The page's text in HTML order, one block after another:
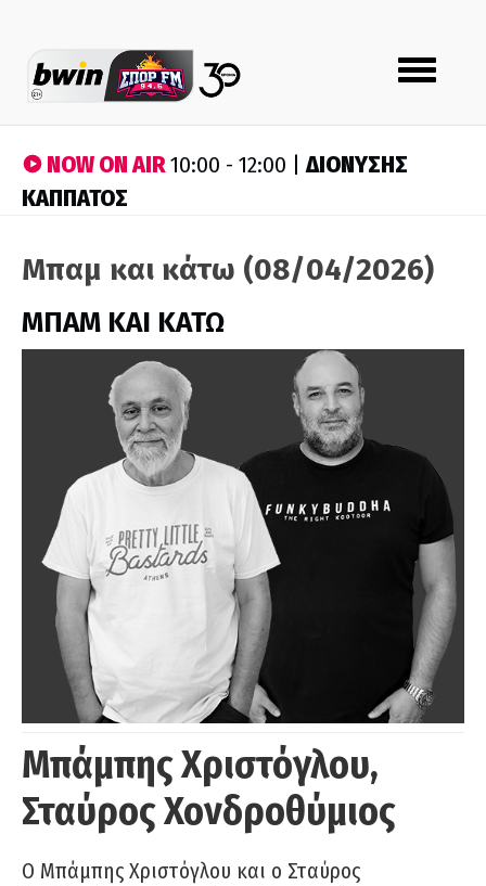
Toggle
navigation
NOW ON AIR10:00 - 12:00 |ΔΙΟΝΥΣΗΣ
ΚΑΠΠΑΤΟΣ
Μπαμ και κάτω (08/04/2026)
ΜΠΑΜ ΚΑΙ ΚΑΤΩ
Μπάμπης Χριστόγλου,
Σταύρος Χονδροθύμιος
O Μπάμπης Χριστόγλου και ο Σταύρος